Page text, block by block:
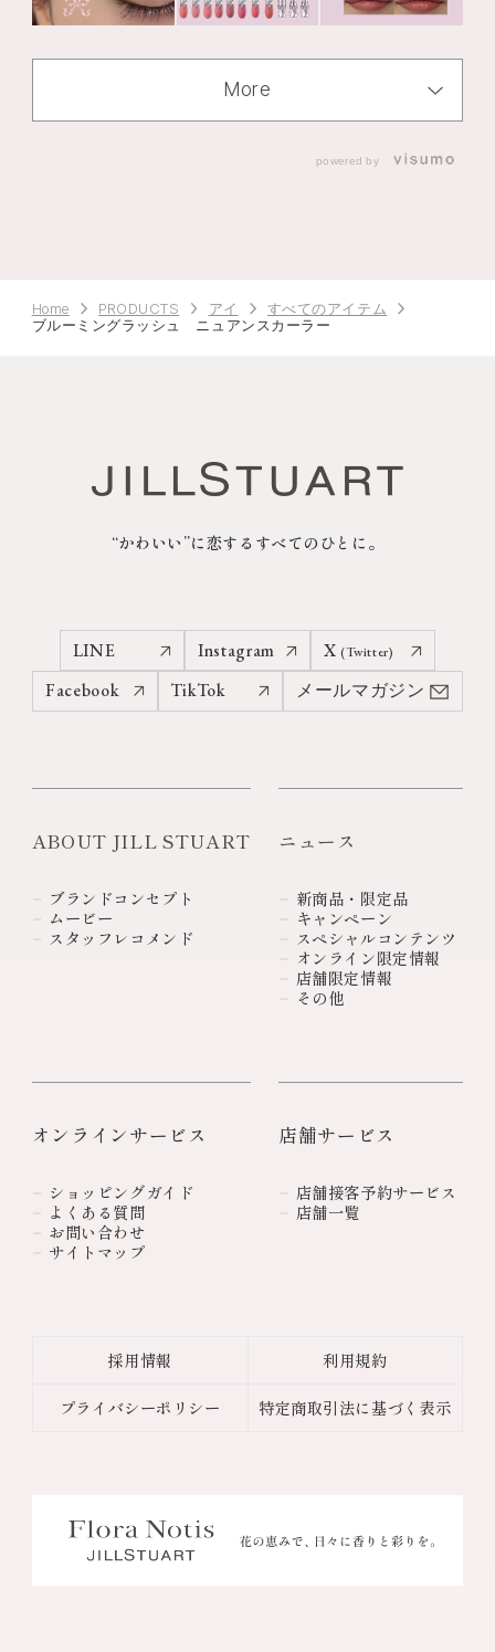
More
powered by
Home PRODUCTS アイ
すべてのアイテム
ブルーミングラッシュ ニュアンスカーラー
“かわいい”に恋するすべてのひとに。
LINE Instagram X (Twitter)
Facebook TikTok メールマガジン
ABOUT JILL STUART
ブランドコンセプト
ムービー
スタッフレコメンド
ニュース
新商品・限定品
キャンペーン
スペシャルコンテンツ
オンライン限定情報
店舗限定情報
その他
オンラインサービス
ショッピングガイド
よくある質問
お問い合わせ
サイトマップ
店舗サービス
店舗接客予約サービス
店舗一覧
採用情報
プライバシーポリシー
利用規約
特定商取引法に基づく表示